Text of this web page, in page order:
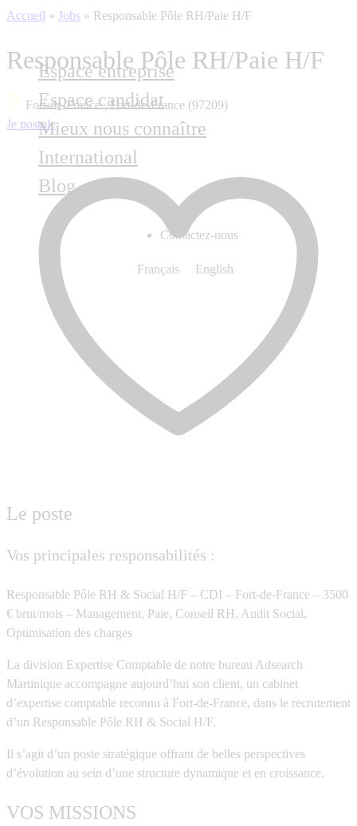
Espace entreprise
Espace candidat
Mieux nous connaître
International
Blog
Contactez-nous
Français English
Accueil » Jobs » Responsable Pôle RH/Paie H/F
Responsable Pôle RH/Paie H/F
Fort-de-France , Fort-de-France (97209)
Je postule
Le poste
Vos principales responsabilités :
Responsable Pôle RH & Social H/F – CDI – Fort-de-France – 3500
€ brut/mois – Management, Paie, Conseil RH, Audit Social,
Optimisation des charges
La division Expertise Comptable de notre bureau Adsearch
Martinique accompagne aujourd’hui son client, un cabinet
d’expertise comptable reconnu à Fort-de-France, dans le recrutement
d’un Responsable Pôle RH & Social H/F.
Il s’agit d’un poste stratégique offrant de belles perspectives
d’évolution au sein d’une structure dynamique et en croissance.
VOS MISSIONS